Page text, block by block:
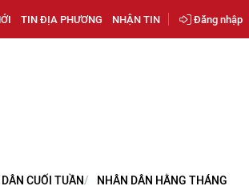
TIN ĐỊA PHƯƠNG NHẬN TIN Đăng nhập
CUỐI TUẦN NHÂN DÂN HẰNG THÁNG